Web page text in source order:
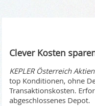
Clever Kosten
KEPLER Österreich
top Konditionen, ohne
Transaktionskosten.
abgeschlossenes Depot.